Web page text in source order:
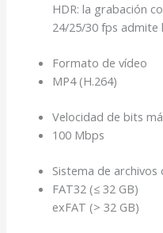
HDR: la grabación
24/25/30 fps admite
Formato de vídeo
MP4 (H.264)
Velocidad de bits
100 Mbps
Sistema de archivos
FAT32 (≤ 32 GB)
exFAT (> 32 GB)